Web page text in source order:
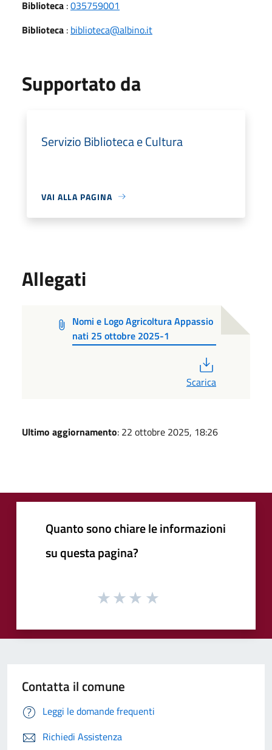
Biblioteca :035759001
Biblioteca : biblioteca@albino.it
Supportato da
Servizio Biblioteca e Cultura
VAI ALLA PAGINA
Allegati
Nomi e Logo Agricoltura Appassio
nati 25 ottobre 2025-1
Scarica
Ultimo aggiornamento: 22 ottobre 2025, 18:26
Quanto sono chiare le informazioni
su questa pagina?
Contatta il comune
Leggi le domande frequenti
Richiedi Assistenza